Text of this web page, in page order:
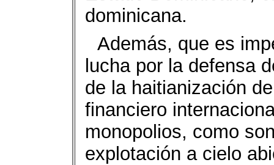
dominicana.
Además, que es
lucha por la defensa
de la haitianización
financiero
monopolios, como
explotación a cielo